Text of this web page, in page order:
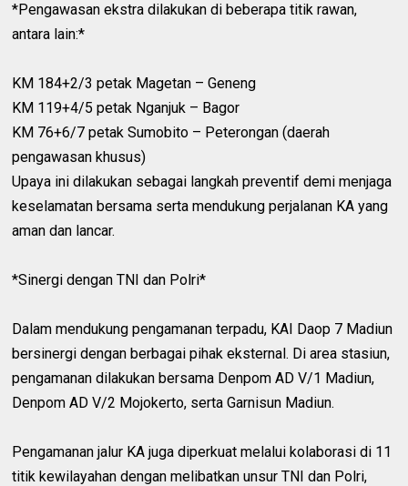
*Pengawasan ekstra dilakukan di beberapa titik rawan,
antara lain:*
KM 184+2/3 petak Magetan – Geneng
KM 119+4/5 petak Nganjuk – Bagor
KM 76+6/7 petak Sumobito – Peterongan (daerah
pengawasan khusus)
Upaya ini dilakukan sebagai langkah preventif demi menjaga
keselamatan bersama serta mendukung perjalanan KA yang
aman dan lancar.
*Sinergi dengan TNI dan Polri*
Dalam mendukung pengamanan terpadu, KAI Daop 7 Madiun
bersinergi dengan berbagai pihak eksternal. Di area stasiun,
pengamanan dilakukan bersama Denpom AD V/1 Madiun,
Denpom AD V/2 Mojokerto, serta Garnisun Madiun.
Pengamanan jalur KA juga diperkuat melalui kolaborasi di 11
titik kewilayahan dengan melibatkan unsur TNI dan Polri,